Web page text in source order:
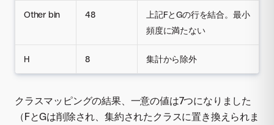
Other bin 48
上記FとGの行を結合。最小
頻度に満たない
H 8 集計から除外
クラスマッピングの結果、一意の値は7つになりました
（FとGは削除され、集約されたクラスに置き換えられま